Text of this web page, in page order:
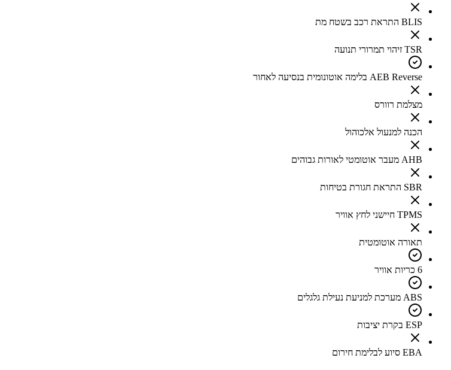
BLIS התראת רכב בשטח מת
TSR זיהוי תמרורי תנועה
AEB Reverse בלימה אוטונומית בנסיעה לאחור
מצלמת רוורס
הכנה למנעול אלכוהול
AHB מעבר אוטומטי לאורות גבוהים
SBR התראת חגורת בטיחות
TPMS חיישני לחץ אוויר
תאורה אוטומטית
6 כריות אוויר
ABS מערכת למניעת נעילת גלגלים
ESP בקרת יציבות
EBA סיוע לבלימת חירום